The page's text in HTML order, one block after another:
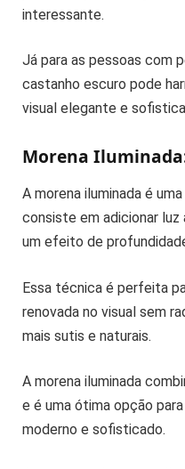
interessante.
Já para as pessoas com
castanho escuro pode
visual elegante e
Morena
A morena iluminada é
consiste em adicionar luz
um efeito de
Essa técnica é perfeita
renovada no visual sem
mais sutis e naturais.
A morena iluminada
e é uma ótima opção
moderno e sofisticado.